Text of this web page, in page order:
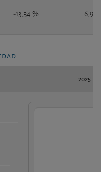
-13,34 % 6,97
2025